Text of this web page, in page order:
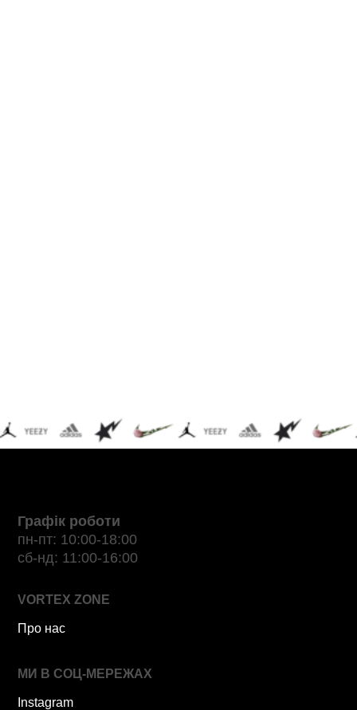
Графік роботи
пн-пт: 10:00-18:00
сб-нд: 11:00-16:00
VORTEX ZONE
Про нас
МИ В СОЦ-МЕРЕЖАХ
Instagram